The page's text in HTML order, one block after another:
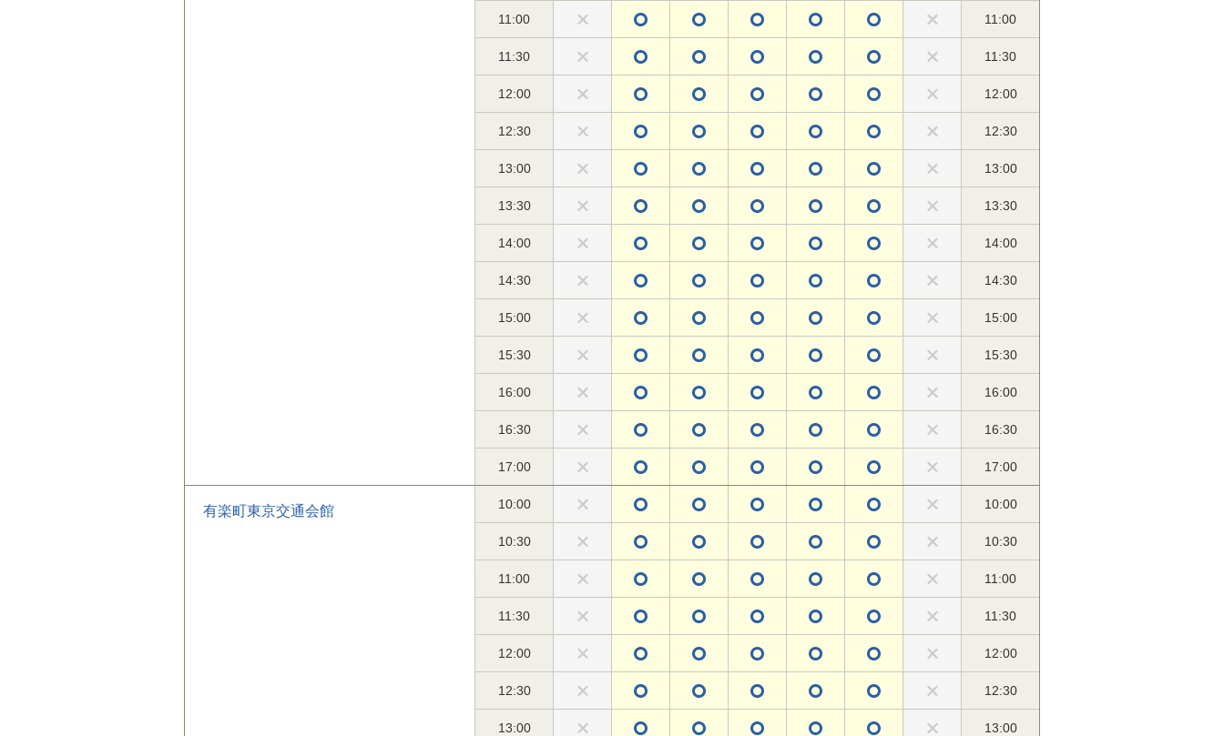
11:00 11:00
11:30 11:30
12:00 12:00
12:30 12:30
13:00 13:00
13:30 13:30
14:00 14:00
14:30 14:30
15:00 15:00
15:30 15:30
16:00 16:00
16:30 16:30
17:00 17:00
有楽町東京交通会館 10:00 10:00
10:30 10:30
11:00 11:00
11:30 11:30
12:00 12:00
12:30 12:30
13:00 13:00